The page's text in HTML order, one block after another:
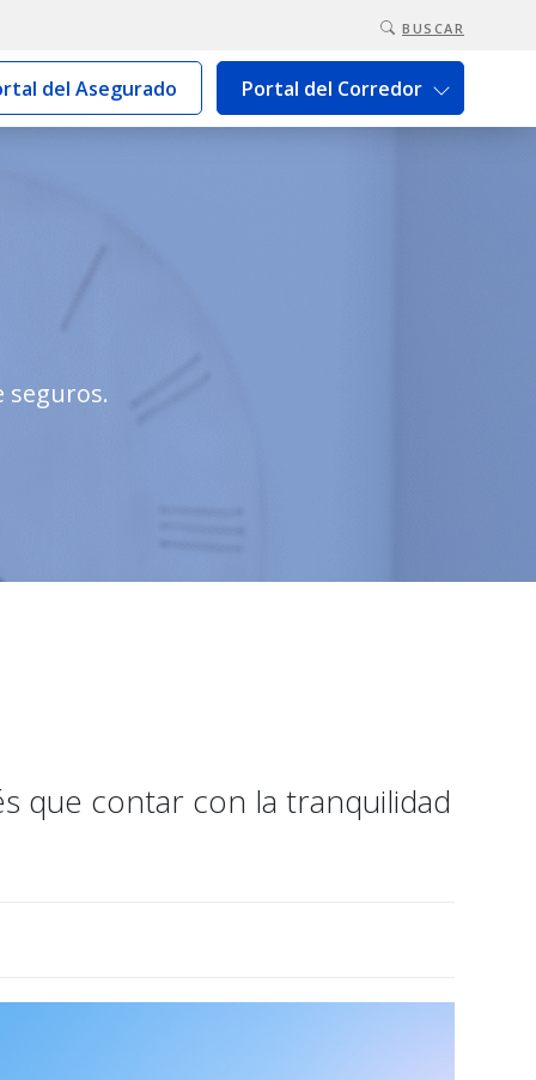
BUSCAR
del Asegurado Portal del Corredor
seguros.
que contar con la tranquilidad